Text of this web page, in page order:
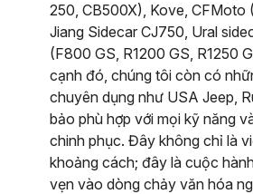
250, CB500X), Kove, CFMoto
Jiang Sidecar CJ750, Ural
(F800 GS, R1200 GS, R1250
cạnh đó, chúng tôi còn có
chuyên dụng như USA Jeep,
bảo phù hợp với mọi kỹ năng
chinh phục. Đây không chỉ là
khoảng cách; đây là cuộc
vẹn vào dòng chảy văn hóa